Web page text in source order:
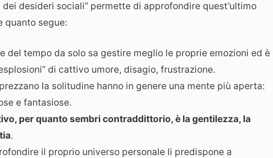
dei desideri sociali” permette di approfondire quest’ultimo
quanto segue:
del tempo da solo sa gestire meglio le proprie emozioni ed è
di cattivo umore, disagio, frustrazione.
la solitudine hanno in genere una mente più aperta:
e fantasiose.
per quanto sembri contraddittorio, è la gentilezza, la
.
il proprio universo personale li predispone a